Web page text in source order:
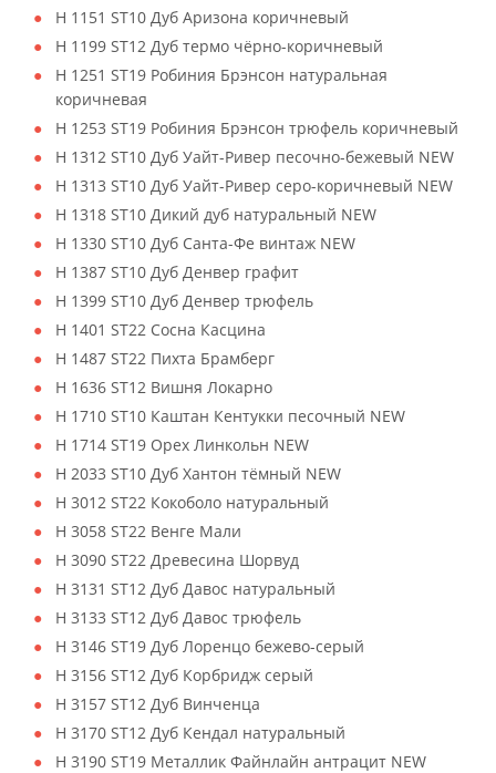
H 1151 ST10 Дуб Аризона коричневый
H 1199 ST12 Дуб термо чёрно-коричневый
H 1251 ST19 Робиния Брэнсон натуральная
коричневая
H 1253 ST19 Робиния Брэнсон трюфель коричневый
H 1312 ST10 Дуб Уайт-Ривер песочно-бежевый NEW
H 1313 ST10 Дуб Уайт-Ривер серо-коричневый NEW
H 1318 ST10 Дикий дуб натуральный NEW
H 1330 ST10 Дуб Санта-Фе винтаж NEW
H 1387 ST10 Дуб Денвер графит
H 1399 ST10 Дуб Денвер трюфель
H 1401 ST22 Сосна Касцина
H 1487 ST22 Пихта Брамберг
H 1636 ST12 Вишня Локарно
H 1710 ST10 Каштан Кентукки песочный NEW
H 1714 ST19 Орех Линкольн NEW
H 2033 ST10 Дуб Хантон тёмный NEW
H 3012 ST22 Кокоболо натуральный
H 3058 ST22 Венге Мали
H 3090 ST22 Древесина Шорвуд
H 3131 ST12 Дуб Давос натуральный
H 3133 ST12 Дуб Давос трюфель
H 3146 ST19 Дуб Лоренцо бежево-серый
H 3156 ST12 Дуб Корбридж серый
H 3157 ST12 Дуб Винченца
H 3170 ST12 Дуб Кендал натуральный
H 3190 ST19 Металлик Файнлайн антрацит NEW